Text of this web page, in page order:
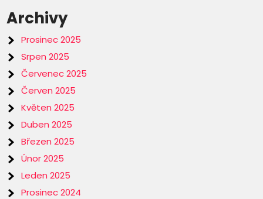
Archivy
Prosinec 2025
Srpen 2025
Červenec 2025
Červen 2025
Květen 2025
Duben 2025
Březen 2025
Únor 2025
Leden 2025
Prosinec 2024